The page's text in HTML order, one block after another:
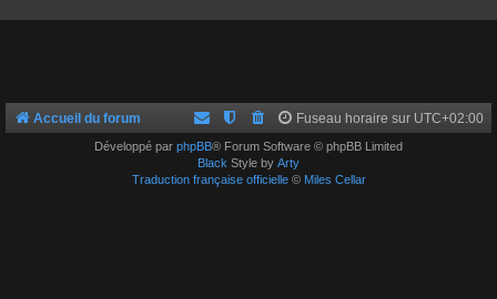
Accueil du forum Fuseau horaire sur UTC+02:00
Développé par phpBB® Forum Software © phpBB Limited
Black Style by Arty
Traduction française officielle© Miles Cellar